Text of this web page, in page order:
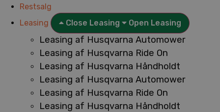
Restsalg
Leasing
Close Leasing Open Leasing
Leasing af Husqvarna Automower
Leasing af Husqvarna Ride On
Leasing af Husqvarna Håndholdt
Leasing af Husqvarna Automower
Leasing af Husqvarna Ride On
Leasing af Husqvarna Håndholdt